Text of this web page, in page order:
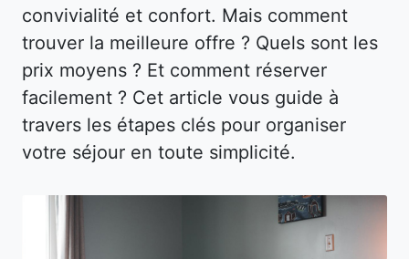
convivialité et confort. Mais comment
trouver la meilleure offre ? Quels sont les
prix moyens ? Et comment réserver
facilement ? Cet article vous guide à
travers les étapes clés pour organiser
votre séjour en toute simplicité.